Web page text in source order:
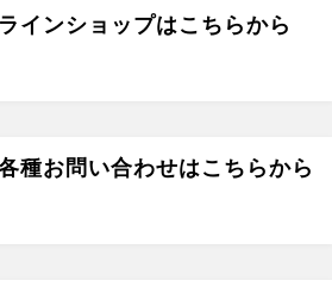
インショップはこちらから
種お問い合わせはこちらから